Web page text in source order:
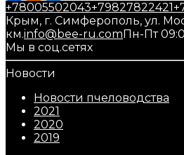
+78005502043+79827822421
Крым, г. Симферополь, ул.
км.info@bee-ru.comПн-Пт
Мы в соц.сетях
Новости
Новости пчеловодства
2021
2020
2019